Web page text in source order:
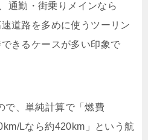
通勤・街乗りメインなら
道路を多めに使うツーリン
きるケースが多い印象で
で、単純計算で「燃費
Lなら約420km」という航